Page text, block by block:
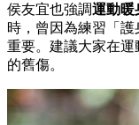
侯友宜也強調運動暖
時，曾因為練習「
重要。建議大家在
的舊傷。